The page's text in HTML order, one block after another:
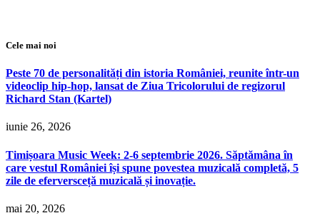
Cele mai noi
Peste 70 de personalități din istoria României, reunite într-un
videoclip hip-hop, lansat de Ziua Tricolorului de regizorul
Richard Stan (Kartel)
iunie 26, 2026
Timișoara Music Week: 2-6 septembrie 2026. Săptămâna în
care vestul României își spune povestea muzicală completă, 5
zile de eferversceță muzicală și inovație.
mai 20, 2026